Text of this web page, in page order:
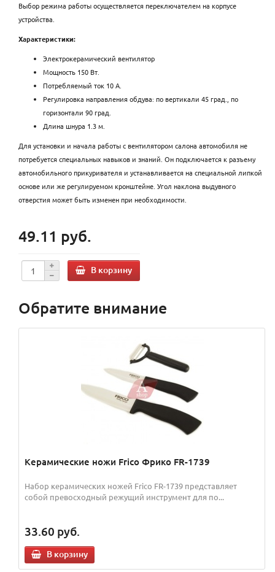
Выбор режима работы осуществляется переключателем на корпусе
устройства.
Характеристики:
Электрокерамический вентилятор
Мощность 150 Вт.
Потребляемый ток 10 А.
Регулировка направления обдува: по вертикали 45 град., по
горизонтали 90 град.
Длина шнура 1.3 м.
Для установки и начала работы с вентилятором салона автомобиля не
потребуется специальных навыков и знаний. Он подключается к разъему
автомобильного прикуривателя и устанавливается на специальной липкой
основе или же регулируемом кронштейне. Угол наклона выдувного
отверстия может быть изменен при необходимости.
49.11 руб.
В корзину
Обратите внимание
Керамические ножи Frico Фрико FR-1739
Набор керамических ножей Frico FR-1739 представляет
собой превосходный режущий инструмент для по...
33.60 руб.
В корзину